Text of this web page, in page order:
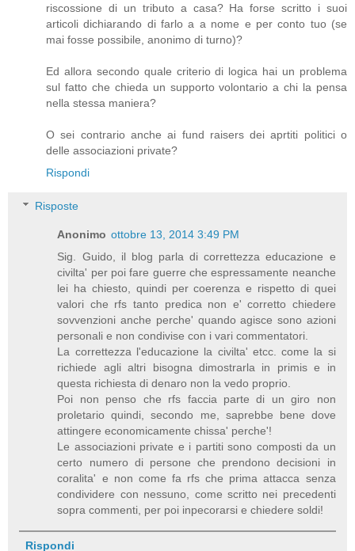
riscossione di un tributo a casa? Ha forse scritto i suoi
articoli dichiarando di farlo a a nome e per conto tuo (se
mai fosse possibile, anonimo di turno)?
Ed allora secondo quale criterio di logica hai un problema
sul fatto che chieda un supporto volontario a chi la pensa
nella stessa maniera?
O sei contrario anche ai fund raisers dei aprtiti politici o
delle associazioni private?
Rispondi
Risposte
Anonimo ottobre 13, 2014 3:49 PM
Sig. Guido, il blog parla di correttezza educazione e
civilta' per poi fare guerre che espressamente neanche
lei ha chiesto, quindi per coerenza e rispetto di quei
valori che rfs tanto predica non e' corretto chiedere
sovvenzioni anche perche' quando agisce sono azioni
personali e non condivise con i vari commentatori.
La correttezza l'educazione la civilta' etcc. come la si
richiede agli altri bisogna dimostrarla in primis e in
questa richiesta di denaro non la vedo proprio.
Poi non penso che rfs faccia parte di un giro non
proletario quindi, secondo me, saprebbe bene dove
attingere economicamente chissa' perche'!
Le associazioni private e i partiti sono composti da un
certo numero di persone che prendono decisioni in
coralita' e non come fa rfs che prima attacca senza
condividere con nessuno, come scritto nei precedenti
sopra commenti, per poi inpecorarsi e chiedere soldi!
Rispondi